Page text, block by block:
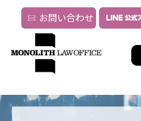
お問い合わせ